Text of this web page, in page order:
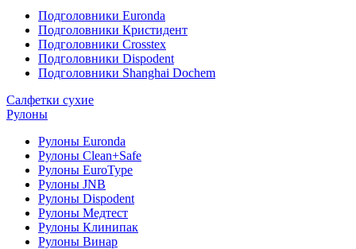
Подголовники Euronda
Подголовники Кристидент
Подголовники Crosstex
Подголовники Dispodent
Подголовники Shanghai Dochem
Салфетки сухие
Рулоны
Рулоны Euronda
Рулоны Clean+Safe
Рулоны EuroType
Рулоны JNB
Рулоны Dispodent
Рулоны Медтест
Рулоны Клинипак
Рулоны Винар